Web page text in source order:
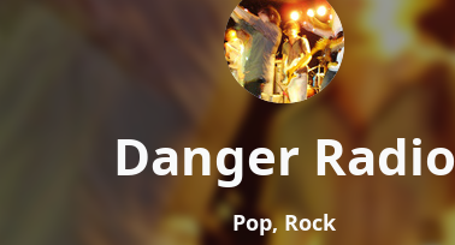
Danger Radio
Pop, Rock